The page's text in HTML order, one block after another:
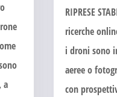
a
RIPRESE
ricerche
i droni sono
aeree o
con